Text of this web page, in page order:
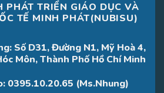
PHÁT TRIỂN GIÁO DỤC VÀ
TẾ MINH PHÁT(NUBISU)
Số D31, Đường N1, Mỹ Hoà 4,
Môn, Thành Phố Hồ Chí Minh
0395.10.20.65 (Ms.Nhung)